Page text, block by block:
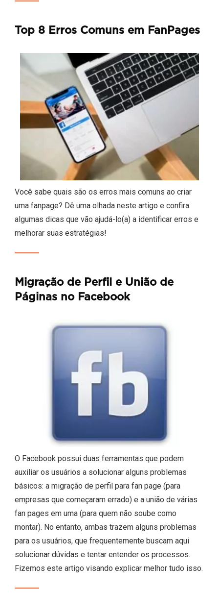
Top 8 Erros Comuns em FanPages
Você sabe quais são os erros mais comuns ao criar
uma fanpage? Dê uma olhada neste artigo e confira
algumas dicas que vão ajudá-lo(a) a identificar erros e
melhorar suas estratégias!
Migração de Perfil e União de
Páginas no Facebook
O Facebook possui duas ferramentas que podem
auxiliar os usuários a solucionar alguns problemas
básicos: a migração de perfil para fan page (para
empresas que começaram errado) e a união de várias
fan pages em uma (para quem não soube como
montar). No entanto, ambas trazem alguns problemas
para os usuários, que frequentemente buscam aqui
solucionar dúvidas e tentar entender os processos.
Fizemos este artigo visando explicar melhor tudo isso.